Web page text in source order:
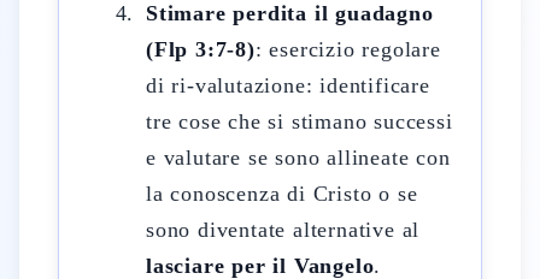
Stimare perdita il guadagno
(Flp 3:7-8): esercizio regolare
di ri-valutazione: identificare
tre cose che si stimano successi
e valutare se sono allineate con
la conoscenza di Cristo o se
sono diventate alternative al
lasciare per il Vangelo.